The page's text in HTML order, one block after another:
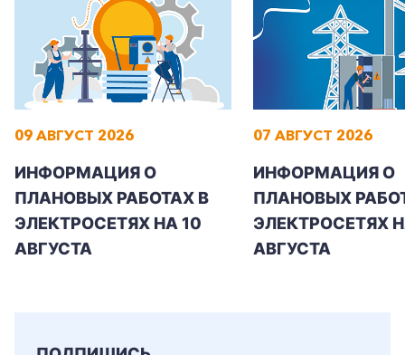
Заказать обратный звонок
Корпоративным клиентам
09 АВГУСТ 2026
ИНФОРМАЦИЯ О
ПЛАНОВЫХ РАБОТАХ В
ЭЛЕКТРОСЕТЯХ НА 10
АВГУСТА
07 АВГУСТ 2026
ИНФОРМАЦИЯ О
ПЛАНОВЫХ
ЭЛЕКТРОСЕТЯХ
АВГУСТА